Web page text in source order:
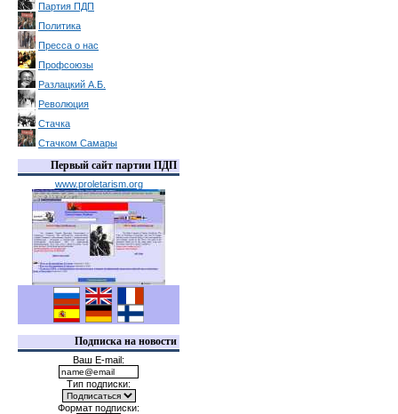
Партия ПДП
Политика
Пресса о нас
Профсоюзы
Разлацкий А.Б.
Революция
Стачка
Стачком Самары
Первый сайт партии ПДП
www.proletarism.org
Подписка на новости
Ваш E-mail:
Тип подписки:
Формат подписки: